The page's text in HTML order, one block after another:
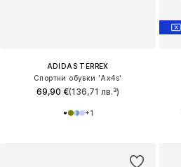
ADIDAS TERREX
Спортни обувки 'Ax4s'
69,90 €(136,71 лв.³)
+1